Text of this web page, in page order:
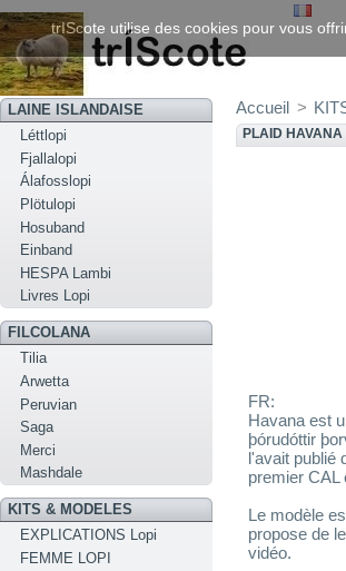
LAINE ISLANDAISE
Léttlopi
Fjallalopi
Álafosslopi
Plötulopi
Hosuband
Einband
HESPA Lambi
Livres Lopi
FILCOLANA
Tilia
Arwetta
Peruvian
Saga
Merci
Mashdale
KITS & MODELES
EXPLICATIONS Lopi
FEMME LOPI
Accueil >
PLAID HAVANA
FR:
Havana est
þórudóttir
l'avait publié
premier CAL
Le modèle
propose de
vidéo.
trIScote utilise des cookies pour vous